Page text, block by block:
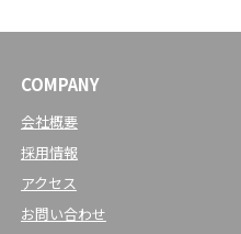
COMPANY
会社概要
採用情報
アクセス
お問い合わせ